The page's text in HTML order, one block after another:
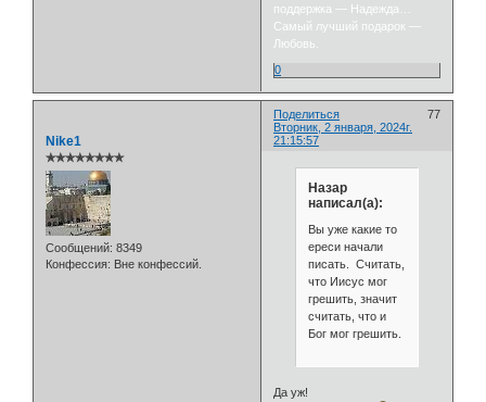
поддержка — Надежда…
Самый лучший подарок —
Любовь.
0
Поделиться
77
Вторник, 2 января, 2024г.
21:15:57
Nike1
✯✯✯✯✯✯✯✯
Сообщений: 8349
Конфессия: Вне конфессий.
Назар
написал(а):
Вы уже какие то
ереси начали
писать. Считать,
что Иисус мог
грешить, значит
считать, что и
Бог мог грешить.
Да уж!